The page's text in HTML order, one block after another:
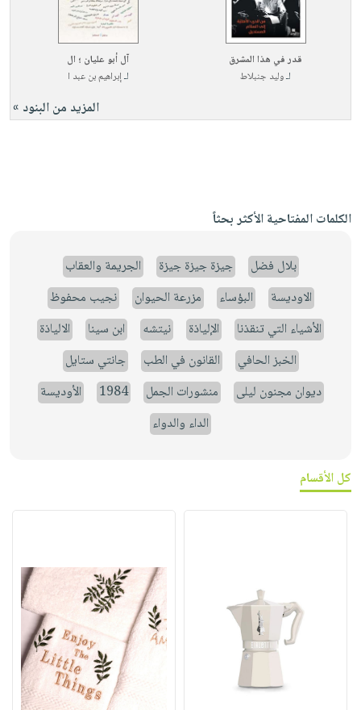
قدر في هذا المشرق
لـوليد جنبلاط
آل أبو عليان ؛ ال
لـإبراهيم بن عبد ا
المزيد من البنود »
الكلمات المفتاحية الأكثر بحثاً
بلال فضل جيزة جيزة جيزة
الجريمة والعقاب
الاوديسة
البؤساء مزرعة الحيوان
نجيب محفوظ
الأشياء التي تنقذنا
الإلياذة نيتشه ابن سينا
الالياذة
الخبز الحافي
القانون في الطب
جانتي ستايل
ديوان مجنون ليلى
منشورات الجمل 1984
الأوديسة
الداء والدواء
كل الأقسام